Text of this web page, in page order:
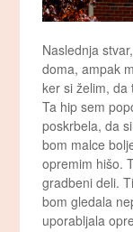
Naslednja
doma, ampak
ker si želim, da
Ta hip sem
poskrbela, da
bom malce
opremim hišo.
gradbeni deli.
bom gledala
uporabljala